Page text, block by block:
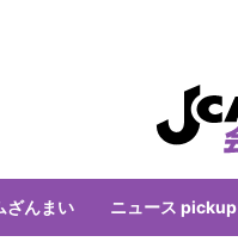
ざんまい ニュース pickup